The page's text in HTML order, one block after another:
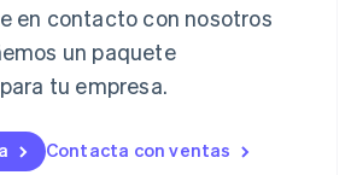
en contacto con nosotros
un paquete
tu empresa.
Contacta con ventas